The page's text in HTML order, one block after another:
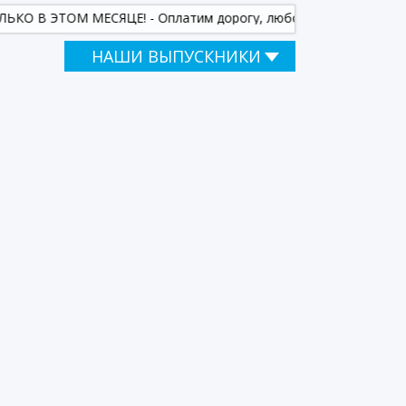
В ЭТОМ МЕСЯЦЕ! - Оплатим дорогу, любому приехавшему к
НАШИ ВЫПУСКНИКИ